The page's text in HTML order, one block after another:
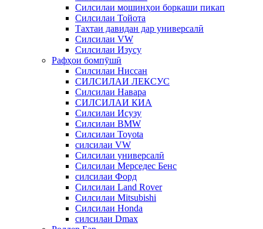
Силсилаи мошинҳои боркаши пикап
Силсилаи Тойота
Тахтаи давидан дар универсалӣ
Силсилаи VW
Силсилаи Изусу
Рафҳои бомпӯшӣ
Силсилаи Ниссан
СИЛСИЛАИ ЛЕКСУС
Силсилаи Навара
СИЛСИЛАИ КИА
Силсилаи Исузу
Силсилаи BMW
Силсилаи Toyota
силсилаи VW
Силсилаи универсалӣ
Силсилаи Мерседес Бенс
силсилаи Форд
Силсилаи Land Rover
Силсилаи Mitsubishi
Силсилаи Honda
силсилаи Dmax